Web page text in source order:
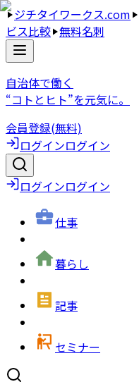
ジチタイワークス.com
ビス比較 無料名刺
自治体で働く
“コトとヒト”を元気に。
会員登録(無料)
ログインログイン
ログインログイン
仕事
暮らし
記事
セミナー